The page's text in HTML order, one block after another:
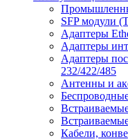
SFP модули
Адаптеры
Адаптеры
Адаптеры
232/422/485
Антенны и
Кабели,